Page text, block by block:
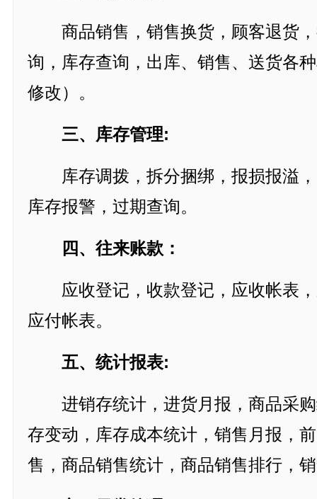
商品销售，销售换货，顾客退货，
询，库存查询，出库、销售、送货各
修改）。
三、库存管理:
库存调拨，拆分捆绑，报损报溢，
库存报警，过期查询。
四、往来账款：
应收登记，收款登记，应收帐表，
应付帐表。
五、统计报表:
进销存统计，进货月报，商品采购
存变动，库存成本统计，销售月报，
售，商品销售统计，商品销售排行，